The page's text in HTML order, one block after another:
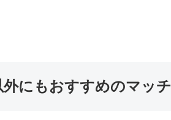
外にもおすすめのマッ